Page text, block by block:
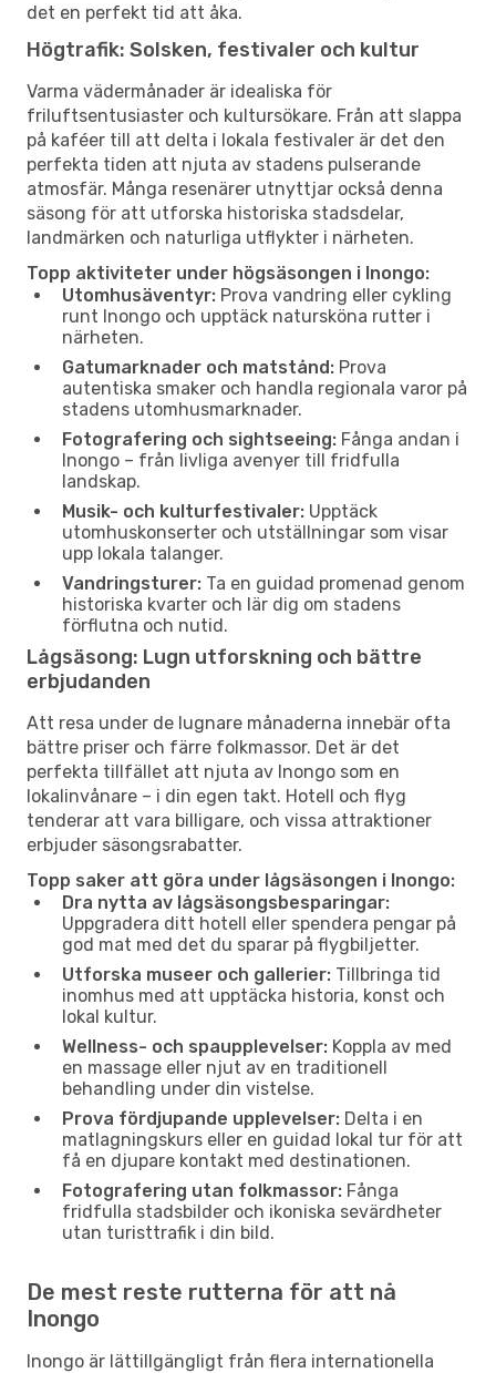
det en perfekt tid att åka.
Högtrafik: Solsken, festivaler och kultur
Varma vädermånader är idealiska för
friluftsentusiaster och kultursökare. Från att slappa
på kaféer till att delta i lokala festivaler är det den
perfekta tiden att njuta av stadens pulserande
atmosfär. Många resenärer utnyttjar också denna
säsong för att utforska historiska stadsdelar,
landmärken och naturliga utflykter i närheten.
Topp aktiviteter under högsäsongen i Inongo:
Utomhusäventyr: Prova vandring eller cykling
runt Inongo och upptäck natursköna rutter i
närheten.
Gatumarknader och matstånd: Prova
autentiska smaker och handla regionala varor på
stadens utomhusmarknader.
Fotografering och sightseeing: Fånga andan i
Inongo – från livliga avenyer till fridfulla
landskap.
Musik- och kulturfestivaler: Upptäck
utomhuskonserter och utställningar som visar
upp lokala talanger.
Vandringsturer: Ta en guidad promenad genom
historiska kvarter och lär dig om stadens
förflutna och nutid.
Lågsäsong: Lugn utforskning och bättre
erbjudanden
Att resa under de lugnare månaderna innebär ofta
bättre priser och färre folkmassor. Det är det
perfekta tillfället att njuta av Inongo som en
lokalinvånare – i din egen takt. Hotell och flyg
tenderar att vara billigare, och vissa attraktioner
erbjuder säsongsrabatter.
Topp saker att göra under lågsäsongen i Inongo:
Dra nytta av lågsäsongsbesparingar:
Uppgradera ditt hotell eller spendera pengar på
god mat med det du sparar på flygbiljetter.
Utforska museer och gallerier: Tillbringa tid
inomhus med att upptäcka historia, konst och
lokal kultur.
Wellness- och spaupplevelser: Koppla av med
en massage eller njut av en traditionell
behandling under din vistelse.
Prova fördjupande upplevelser: Delta i en
matlagningskurs eller en guidad lokal tur för att
få en djupare kontakt med destinationen.
Fotografering utan folkmassor: Fånga
fridfulla stadsbilder och ikoniska sevärdheter
utan turisttrafik i din bild.
De mest reste rutterna för att nå
Inongo
Inongo är lättillgängligt från flera internationella